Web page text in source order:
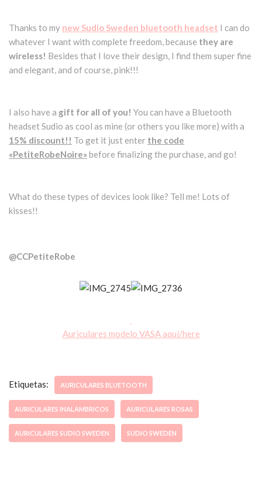
Thanks to my new Sudio Sweden bluetooth headset I can do
whatever I want with complete freedom, because they are
wireless! Besides that I love their design, I find them super fine
and elegant, and of course, pink!!!
I also have a gift for all of you! You can have a Bluetooth
headset Sudio as cool as mine (or others you like more) with a
15% discount!! To get it just enter the code
«PetiteRobeNoire»before finalizing the purchase, and go!
What do these types of devices look like? Tell me! Lots of
kisses!!
@CCPetiteRobe
Auriculares modelo VASA aquí/here
Etiquetas: AURICULARES BLUETOOTH
AURICULARES INALAMBRICOS AURICULARES ROSAS
AURICULARES SUDIO SWEDEN SUDIO SWEDEN